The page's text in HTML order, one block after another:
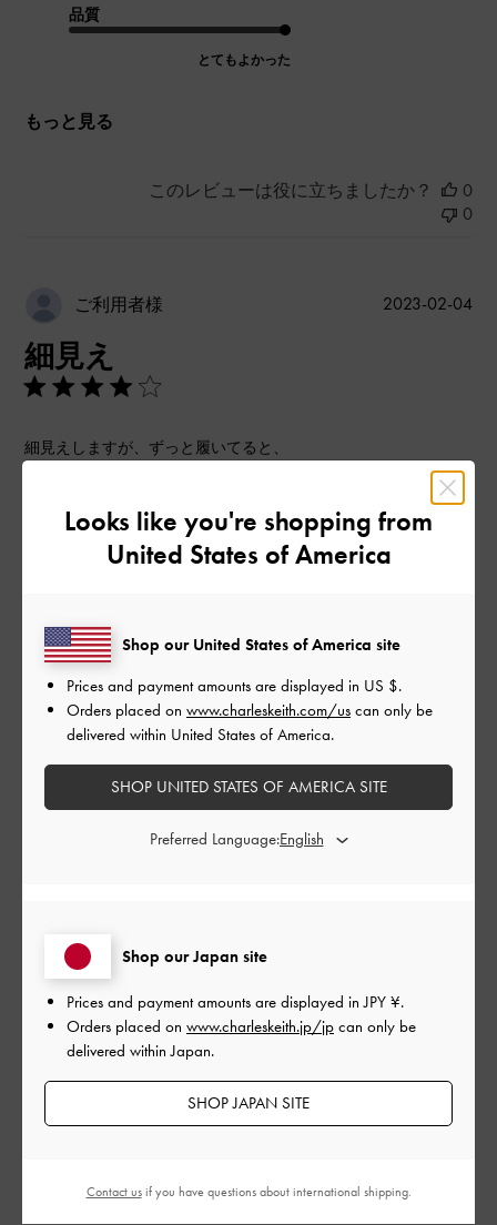
品質
とてもよかった
もっと見る
このレビューは役に立ちましたか？
0
0
ご利用者様
細見え
細見えしますが、ずっと履いてると、
サイズ: 37/23.5cm | カラー: ブラック系
デザイン
品質
とてもよかった
公
2023-02-04
このレビューは役に立ちましたか？
足がすごい細く見える！
分ぶかぶかな物しか無く今回フィットしてくれる靴に出会えて
良かったです！
Looks like you're shopping from
United States of America
Shop our Japan site
Prices and payment amounts are displayed inJPY ¥.
Orders placed on www.charleskeith.jp/jp can only be
delivered within Japan.
SHOP JAPAN SITE
Shop our United States of America site
Prices and payment amounts are displayed in US $.
Orders placed on www.charleskeith.com/us can only be
delivered within United States of America.
SHOP UNITED STATES OF AMERICA SITE
Preferred Language:
Contact usif you have questions about international shipping.